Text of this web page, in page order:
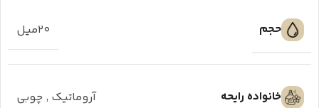
حجم ۲۰میل
خانواده رایحه آروماتیک , چوبی